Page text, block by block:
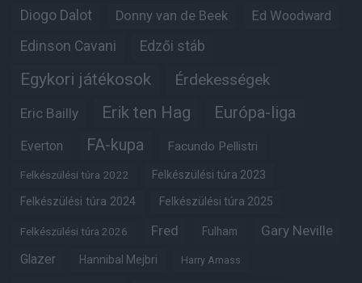
Diogo Dalot Donny van de Beek Ed Woodward
Edinson Cavani Edzői stáb
Egykori játékosok Érdekességek
Eric Bailly Erik ten Hag Európa-liga
Everton FA-kupa Facundo Pellistri
Felkészülési túra 2022 Felkészülési túra 2023
Felkészülési túra 2024 Felkészülési túra 2025
Felkészülési túra 2026 Fred Fulham Gary Neville
Glazer Hannibal Mejbri Harry Amass